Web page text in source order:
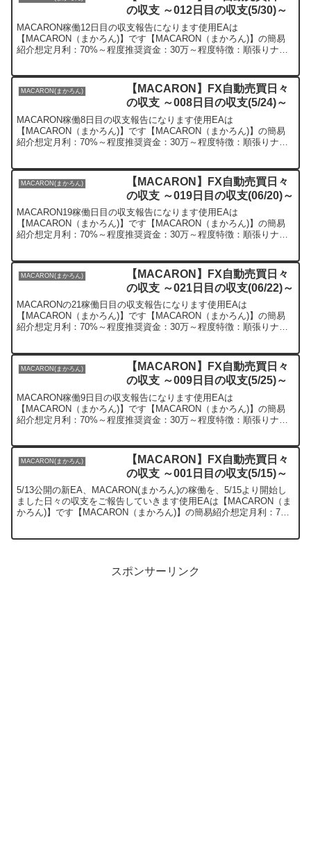
の収支 ～012日目の収支(5/30)～
MACARON稼働12日目の収支報告になります使用EAは
【MACARON（まかろん)】です【MACARON（まかろん)】の簡易
紹介想定月利：70%～程度推奨資金：30万～程度特徴：順張りナン
MACARON(まかろん)
【MACARON】FX自動売買日々
の収支 ～008日目の収支(5/24)～
MACARON稼働8日目の収支報告になります使用EAは
【MACARON（まかろん)】です【MACARON（まかろん)】の簡易
紹介想定月利：70%～程度推奨資金：30万～程度特徴：順張りナン
MACARON(まかろん)
【MACARON】FX自動売買日々
の収支 ～019日目の収支(06/20)～
MACARON19稼働日目の収支報告になります使用EAは
【MACARON（まかろん)】です【MACARON（まかろん)】の簡易
紹介想定月利：70%～程度推奨資金：30万～程度特徴：順張りナン
MACARON(まかろん)
【MACARON】FX自動売買日々
の収支 ～021日目の収支(06/22)～
MACARONの21稼働日目の収支報告になります使用EAは
【MACARON（まかろん)】です【MACARON（まかろん)】の簡易
紹介想定月利：70%～程度推奨資金：30万～程度特徴：順張りナン
MACARON(まかろん)
【MACARON】FX自動売買日々
の収支 ～009日目の収支(5/25)～
MACARON稼働9日目の収支報告になります使用EAは
【MACARON（まかろん)】です【MACARON（まかろん)】の簡易
紹介想定月利：70%～程度推奨資金：30万～程度特徴：順張りナン
MACARON(まかろん)
【MACARON】FX自動売買日々
の収支 ～001日目の収支(5/15)～
5/13公開の新EA、MACARON(まかろん)の稼働を、5/15より開始し
ました日々の収支をご報告していきます使用EAは【MACARON（ま
かろん)】です【MACARON（まかろん)】の簡易紹介想定月利：70%
スポンサーリンク